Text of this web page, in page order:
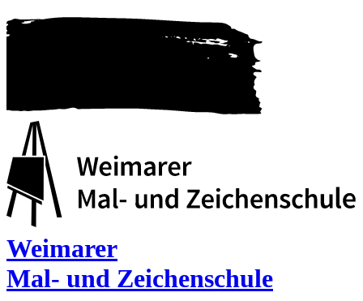
Weimarer
Mal- und Zeichenschule